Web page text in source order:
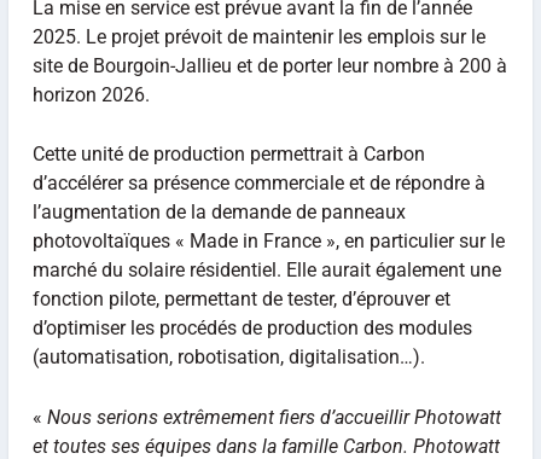
La mise en service est prévue avant la fin de l’année
2025. Le projet prévoit de maintenir les emplois sur le
site de Bourgoin-Jallieu et de porter leur nombre à 200 à
horizon 2026.
Cette unité de production permettrait à Carbon
d’accélérer sa présence commerciale et de répondre à
l’augmentation de la demande de panneaux
photovoltaïques « Made in France », en particulier sur le
marché du solaire résidentiel. Elle aurait également une
fonction pilote, permettant de tester, d’éprouver et
d’optimiser les procédés de production des modules
(automatisation, robotisation, digitalisation…).
« Nous serions extrêmement fiers d’accueillir Photowatt
et toutes ses équipes dans la famille Carbon. Photowatt